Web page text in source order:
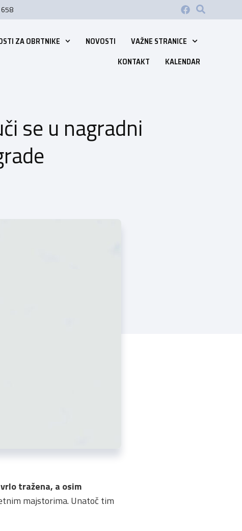
ZA OBRTNIKE NOVOSTI
VAŽNE STRANICE
KONTAKT
KALENDAR
se u nagradni
tražena, a osim
majstorima. Unatoč tim